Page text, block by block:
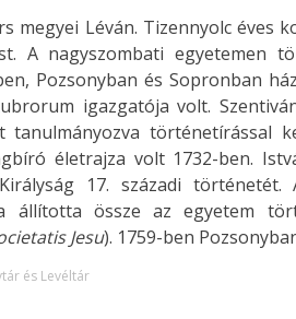
megyei Léván. Tizennyolc éves
A nagyszombati egyetemen
Pozsonyban és Sopronban
igazgatója volt.
tanulmányozva történetírással
életrajza volt 1732-ben.
17. századi történetét.
állította össze az egyetem
Jesu). 1759-ben
és Levéltár